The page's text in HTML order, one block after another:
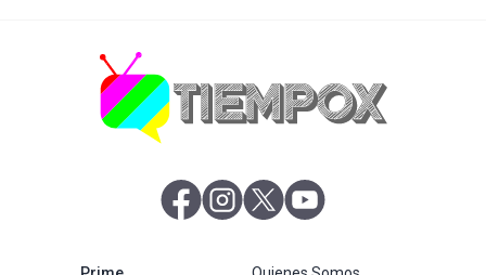
abre en nueva pestaña
abre en nueva pestaña
abre en nueva pestaña
abre en nueva pestaña